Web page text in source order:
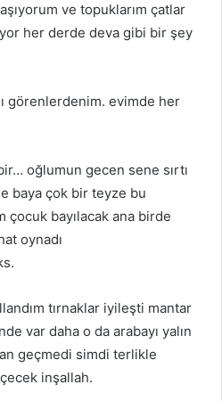
ve topuklarım çatlar
her derde deva gibi bir şey
görenlerdenim. evimde her
oğlumun gecen sene sırtı
baya çok bir teyze bu
bayılacak ana birde
oynadı
tırnaklar iyileşti mantar
var daha o da arabayı yalın
geçmedi simdi terlikle
inşallah.